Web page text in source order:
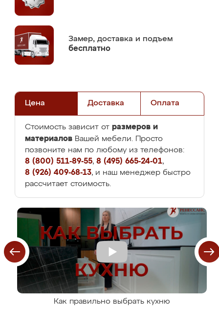
Замер, доставка и подъем
бесплатно
Цена Доставка Оплата
Стоимость зависит от размеров и
материалов Вашей мебели. Просто
позвоните нам по любому из телефонов:
8 (800) 511-89-55, 8 (495) 665-24-01,
8 (926) 409-68-13, и наш менеджер быстро
рассчитает стоимость.
Как правильно выбрать кухню